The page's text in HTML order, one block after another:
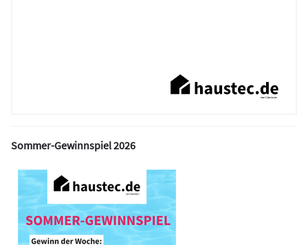
Sommer-Gewinnspiel 2026